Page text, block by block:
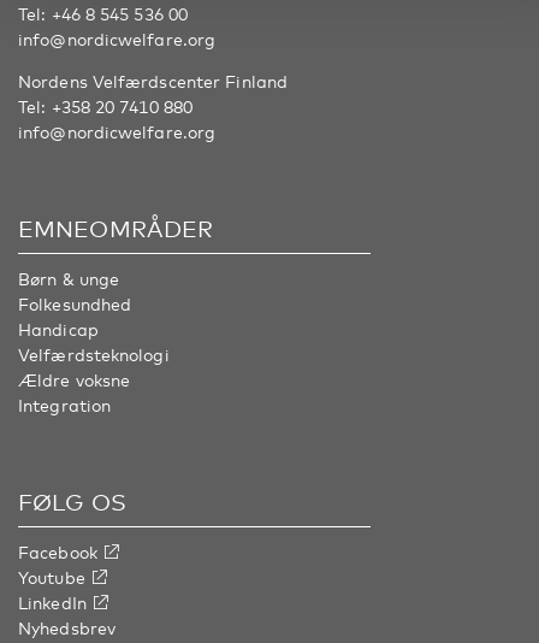
Tel: +46 8 545 536 00
info@nordicwelfare.org
Nordens Velfærdscenter Finland
Tel: +358 20 7410 880
info@nordicwelfare.org
EMNEOMRÅDER
Børn & unge
Folkesundhed
Handicap
Velfærdsteknologi
Ældre voksne
Integration
FØLG OS
Facebook
Youtube
LinkedIn
Nyhedsbrev